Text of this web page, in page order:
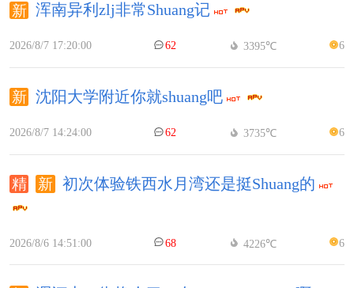
浑南异利zlj非常Shuang记
2026/8/7 17:20:00 62 3395℃ 6
沈阳大学附近你就shuang吧
2026/8/7 14:24:00 62 3735℃ 6
初次体验铁西水月湾还是挺Shuang的
2026/8/6 14:51:00 68 4226℃ 6